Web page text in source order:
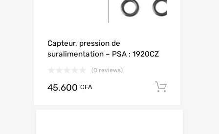
Capteur, pression de
suralimentation – PSA : 1920CZ
(0 reviews)
45.600 CFA